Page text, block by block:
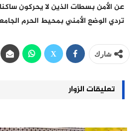
عن الأمن بسطات الذين لا يحركون
تردي الوضع الأمني بمحيط الحرم
شارك
تعليقات الزوار